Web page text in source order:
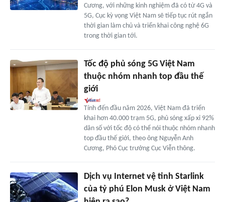
Cương, với những kinh nghiệm đã có từ 4G và
5G, Cục kỳ vọng Việt Nam sẽ tiếp tục rút ngắn
thời gian làm chủ và triển khai công nghệ 6G
trong thời gian tới.
Tốc độ phủ sóng 5G Việt Nam
thuộc nhóm nhanh top đầu thế
giới
Tính đến đầu năm 2026, Việt Nam đã triển
khai hơn 40.000 trạm 5G, phủ sóng xấp xỉ 92%
dân số với tốc độ có thể nói thuộc nhóm nhanh
top đầu thế giới, theo ông Nguyễn Anh
Cương, Phó Cục trưởng Cục Viễn thông.
Dịch vụ Internet vệ tinh Starlink
của tỷ phú Elon Musk ở Việt Nam